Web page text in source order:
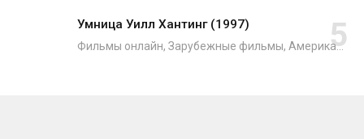
Умница Уилл Хантинг (1997)
Фильмы онлайн, Зарубежные фильмы, Американские фильмы, Драмы, Мелодрамы